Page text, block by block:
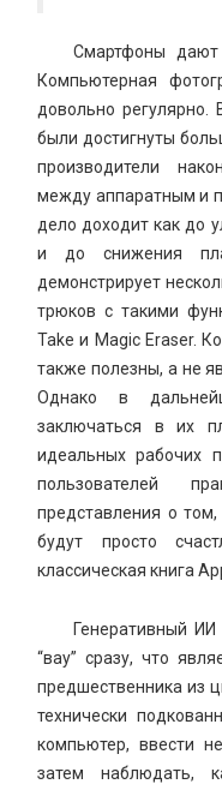
Смартфоны дают
Компьютерная
довольно регулярно.
были достигнуты
производители
между аппаратным и
дело доходит как до
и до снижения
демонстрирует
трюков с такими
Take и Magic Eraser.
также полезны, а не
Однако в
заключаться в их
идеальных рабочих
пользователей
представления о
будут просто
классическая книга
Генеративный
“вау” сразу, что
предшественника из
технически
компьютер, ввести
затем наблюдать,